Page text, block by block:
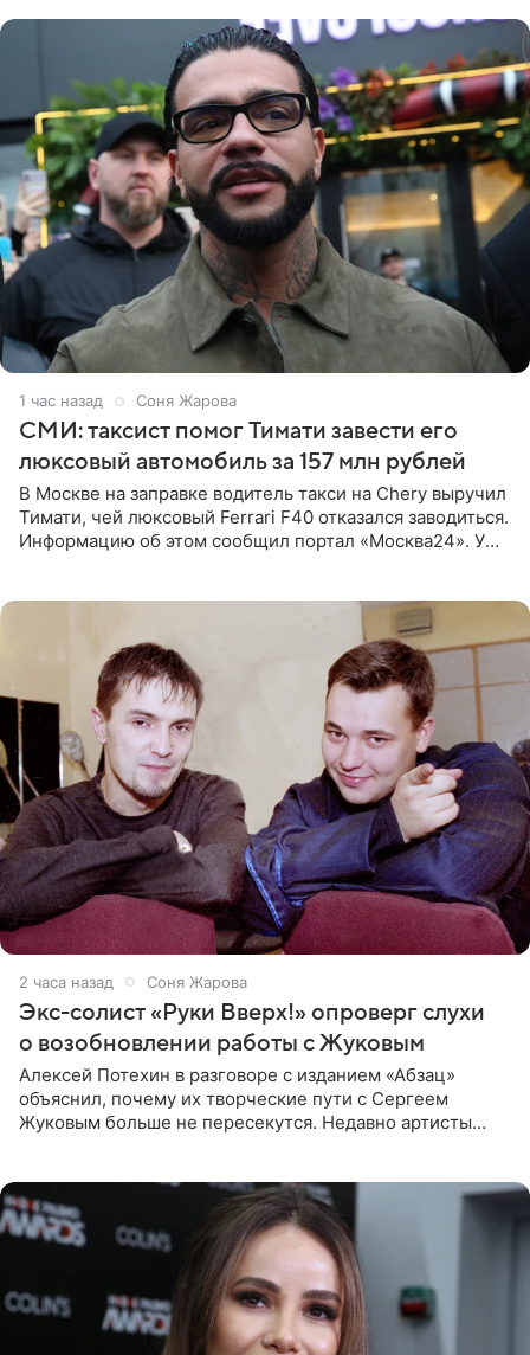
1 час назад Соня Жарова
СМИ: таксист помог Тимати завести его
люксовый автомобиль за 157 млн рублей
В Москве на заправке водитель такси на Chery выручил
Тимати, чей люксовый Ferrari F40 отказался заводиться.
Информацию об этом сообщил портал «Москва24». У
2 часа назад Соня Жарова
Экс-солист «Руки Вверх!» опроверг слухи
о возобновлении работы с Жуковым
Алексей Потехин в разговоре с изданием «Абзац»
объяснил, почему их творческие пути с Сергеем
Жуковым больше не пересекутся. Недавно артисты